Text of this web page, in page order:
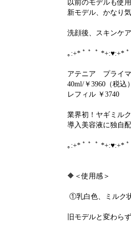
以前のモデルも使
新モデル、かなり
洗顔後、スキンケ
｡:+* ﾟ ゜ﾟ *+:♥:+* ﾟ
アテニア プライマ
40ml/￥3960（税込）
レフィル ￥3740
業界初！ヤギミル
導入美容液に独自
｡:+* ﾟ ゜ﾟ *+:♥:+* ﾟ
🔶＜使用感＞
①乳白色、ミルク
旧モデルと変わら